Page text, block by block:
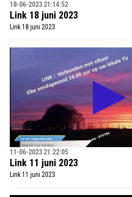
18-06-2023 21:14:52
Link 18 juni 2023
Link 18 juni 2023
11-06-2023 21:22:05
Link 11 juni 2023
Link 11 juni 2023